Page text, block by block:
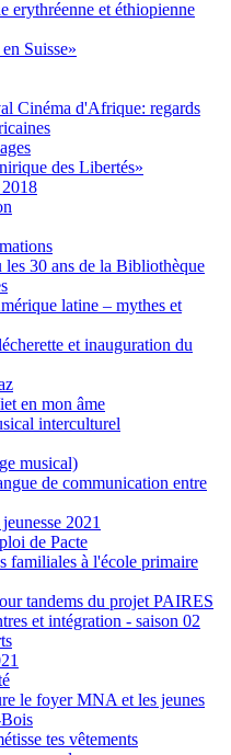
erythréenne et éthiopienne
Suisse»
Cinéma d'Afrique: regards
des Libertés»
30 ans de la Bibliothèque
latine – mythes et
et inauguration du
en mon âme
interculturel
musical)
de communication entre
2021
de Pacte
familiales à l'école primaire
tandems du projet PAIRES
et intégration - saison 02
le foyer MNA et les jeunes
tes vêtements